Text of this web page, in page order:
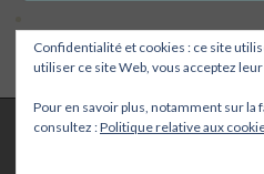
QUIRKY CAMPING, Chez Devalon,
Confidentialité et cookies : ce site
utiliser ce site Web, vous acceptez
Pour en savoir plus, notamment sur la
consultez :Politique relative aux